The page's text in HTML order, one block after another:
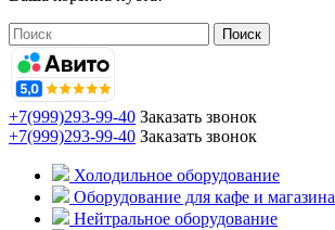
Поиск
+7(999)293-99-40 Заказать звонок
+7(999)293-99-40 Заказать звонок
Холодильное оборудование
Оборудование для кафе и магазина
Нейтральное оборудование